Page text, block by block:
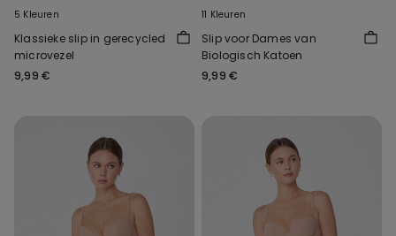
5 Kleuren
Klassieke slip in gerecycled
microvezel
9,99 €
11 Kleuren
Slip voor Dames van
Biologisch Katoen
9,99 €